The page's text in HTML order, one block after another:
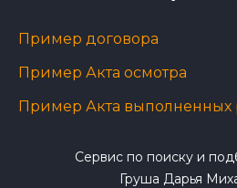
Пример договора
Пример Акта осмотра
Пример Акта выполненных
Сервис по поиску и
Груша Дарья